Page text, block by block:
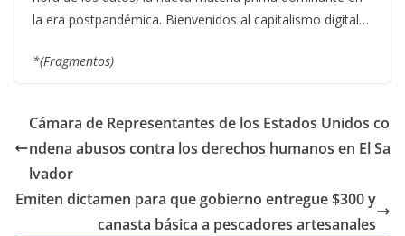
la era postpandémica. Bienvenidos al capitalismo digital…
*(Fragmentos)
Cámara de Representantes de los Estados Unidos co
ndena abusos contra los derechos humanos en El Sa
lvador
Emiten dictamen para que gobierno entregue $300 y
canasta básica a pescadores artesanales